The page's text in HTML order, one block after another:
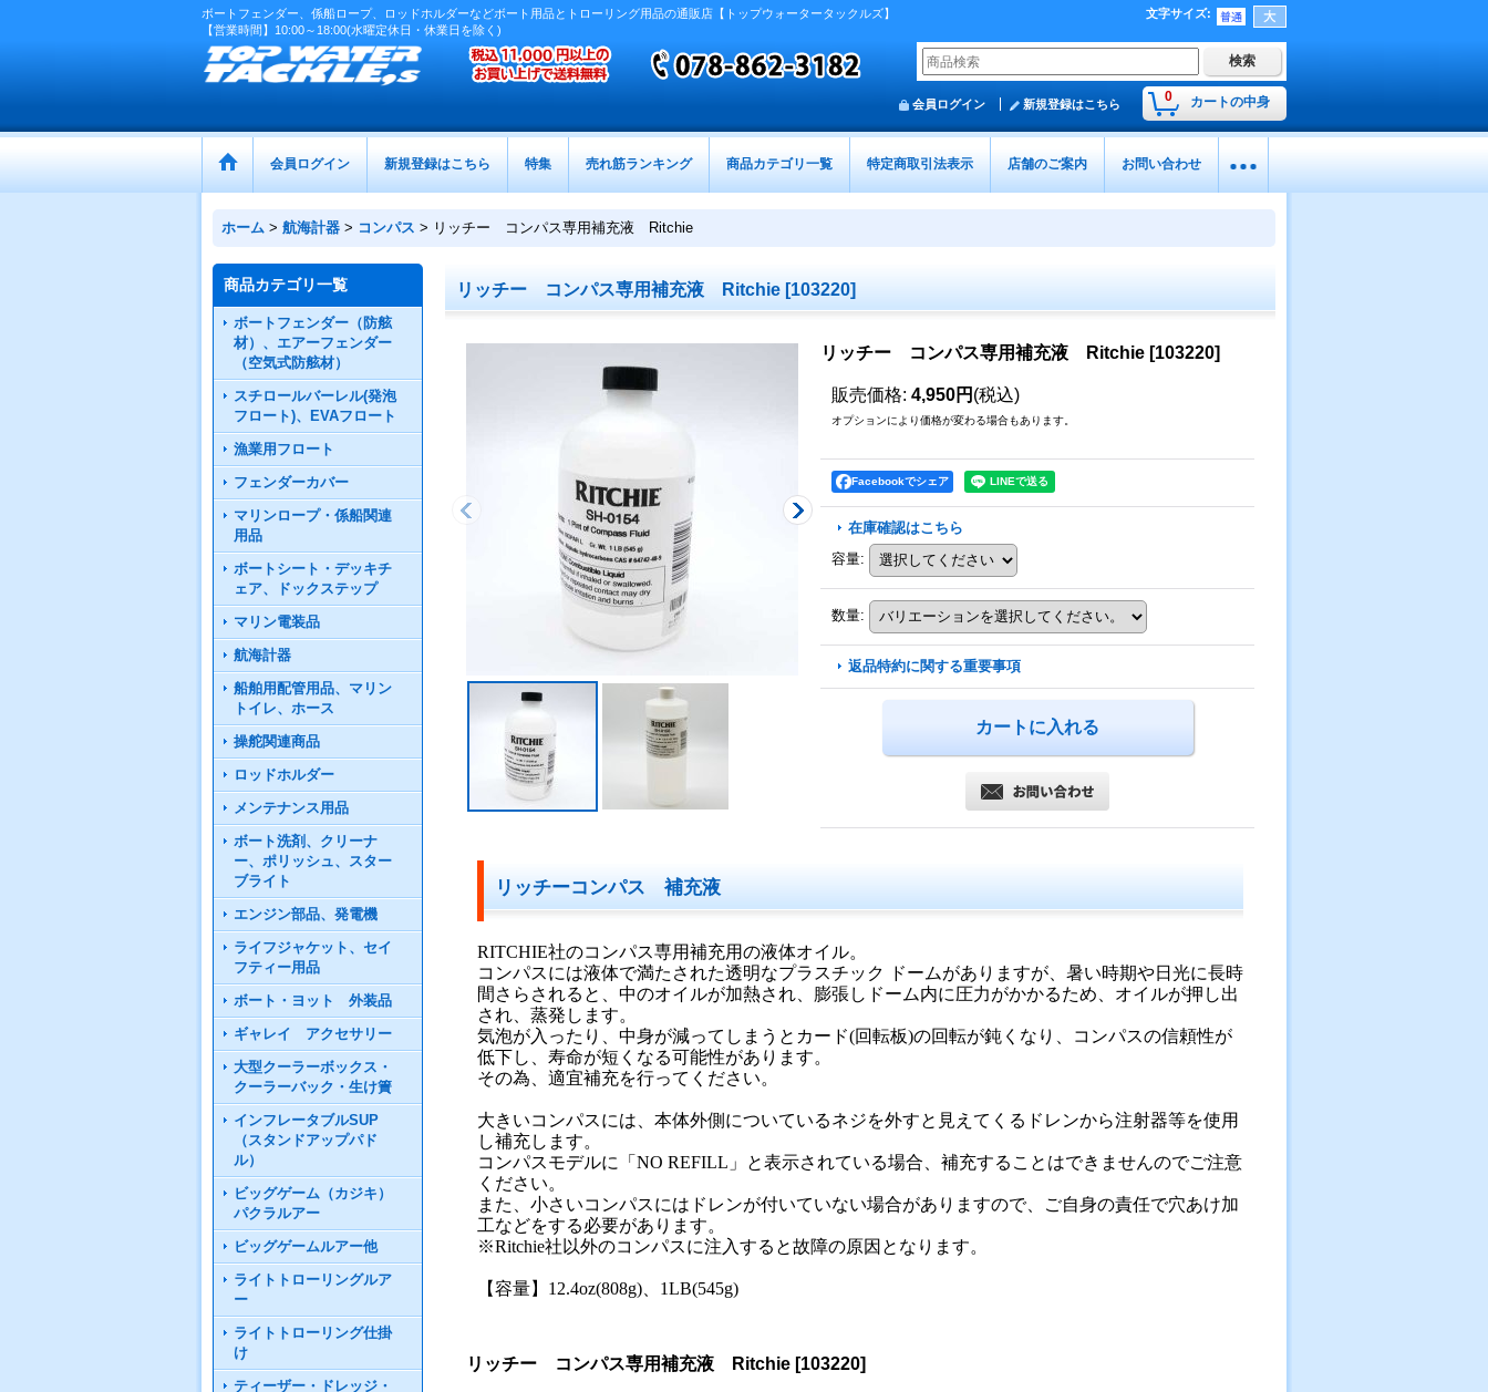
ボートフェンダー、係船ロープ、ロッドホルダーなどボート用品とトローリング用品の通販店【トップウォータータックルズ】
【営業時間】10:00～18:00(水曜定休日・休業日を除く)
文字サイズ:
0 カートの中身
会員ログイン 新規登録はこちら
会員ログイン 新規登録はこちら 特集 売れ筋ランキング 商品カテゴリ一覧 特定商取引法表示 店舗のご案内 お問い合わせ
ホーム > 航海計器 > コンパス > リッチー コンパス専用補充液 Ritchie
商品カテゴリ一覧
ボートフェンダー（防舷
材）、エアーフェンダー
（空気式防舷材）
スチロールバーレル(発泡
フロート)、EVAフロート
漁業用フロート
フェンダーカバー
マリンロープ・係船関連
用品
ボートシート・デッキチ
ェア、ドックステップ
マリン電装品
航海計器
船舶用配管用品、マリン
トイレ、ホース
操舵関連商品
ロッドホルダー
メンテナンス用品
ボート洗剤、クリーナ
ー、ポリッシュ、スター
ブライト
エンジン部品、発電機
ライフジャケット、セイ
フティー用品
ボート・ヨット 外装品
ギャレイ アクセサリー
大型クーラーボックス・
クーラーバック・生け簀
インフレータブルSUP
（スタンドアップパド
ル）
ビッグゲーム（カジキ）
パクラルアー
ビッグゲームルアー他
ライトトローリングルア
ー
ライトトローリング仕掛
け
ティーザー・ドレッジ・
リッチー コンパス専用補充液 Ritchie [103220]
リッチー コンパス専用補充液 Ritchie [103220]
販売価格: 4,950円 (税込)
オプションにより価格が変わる場合もあります。
Facebookでシェア
在庫確認はこちら
容量:
数量:
返品特約に関する重要事項
リッチーコンパス 補充液
RITCHIE社のコンパス専用補充用の液体オイル。
コンパスには液体で満たされた透明なプラスチック ドームがありますが、暑い時期や日光に長時
間さらされると、中のオイルが加熱され、膨張しドーム内に圧力がかかるため、オイルが押し出
され、蒸発します。
気泡が入ったり、中身が減ってしまうとカード(回転板)の回転が鈍くなり、コンパスの信頼性が
低下し、寿命が短くなる可能性があります。
その為、適宜補充を行ってください。
大きいコンパスには、本体外側についているネジを外すと見えてくるドレンから注射器等を使用
し補充します。
コンパスモデルに「NO REFILL」と表示されている場合、補充することはできませんのでご注意
ください。
また、小さいコンパスにはドレンが付いていない場合がありますので、ご自身の責任で穴あけ加
工などをする必要があります。
※Ritchie社以外のコンパスに注入すると故障の原因となります。
【容量】12.4oz(808g)、1LB(545g)
リッチー コンパス専用補充液 Ritchie [103220]